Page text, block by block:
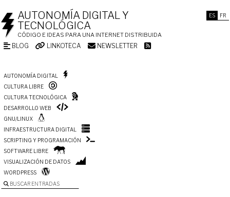
ES FR
AUTONOMÍA DIGITAL Y
TECNOLÓGICA
CÓDIGO E IDEAS PARA UNA INTERNET DISTRIBUIDA
BLOG LINKOTECA NEWSLETTER
AUTONOMÍA DIGITAL
CULTURA LIBRE
CULTURA TECNOLÓGICA
DESARROLLO WEB
GNU/LINUX
INFRAESTRUCTURA DIGITAL
SCRIPTING Y PROGRAMACIÓN
SOFTWARE LIBRE
VISUALIZACIÓN DE DATOS
WORDPRESS
BUSCAR ENTRADAS